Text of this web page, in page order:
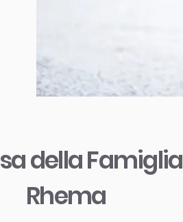
della Famiglia
Rhema